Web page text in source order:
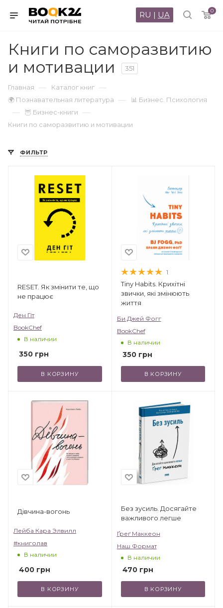
0
RU | UA
Книги по саморазвитию
и мотивации
351
Главная — Каталог книг —
🌍 Познавательная литература — 📊 Бизнес. Психология
— 🦉 Бизнес-книги —
Книги по саморазвитию и мотивации
ФИЛЬТР
RESET. Як змінити те, що
не працює
Ден Гіт
BookChef
В наличии
350 грн
В КОРЗИНУ
1
Tiny Habits. Крихітні
звички, які змінюють
життя
Би Джей Фогг
BookChef
В наличии
350грн
В КОРЗИНУ
Дівчина-вогонь
Лейба Кара Элвилл
#книголав
В наличии
400 грн
В КОРЗИНУ
Без зусиль. Досягайте
важливого легше
Ґреґ Маккеон
Наш Формат
В наличии
470грн
В КОРЗИНУ